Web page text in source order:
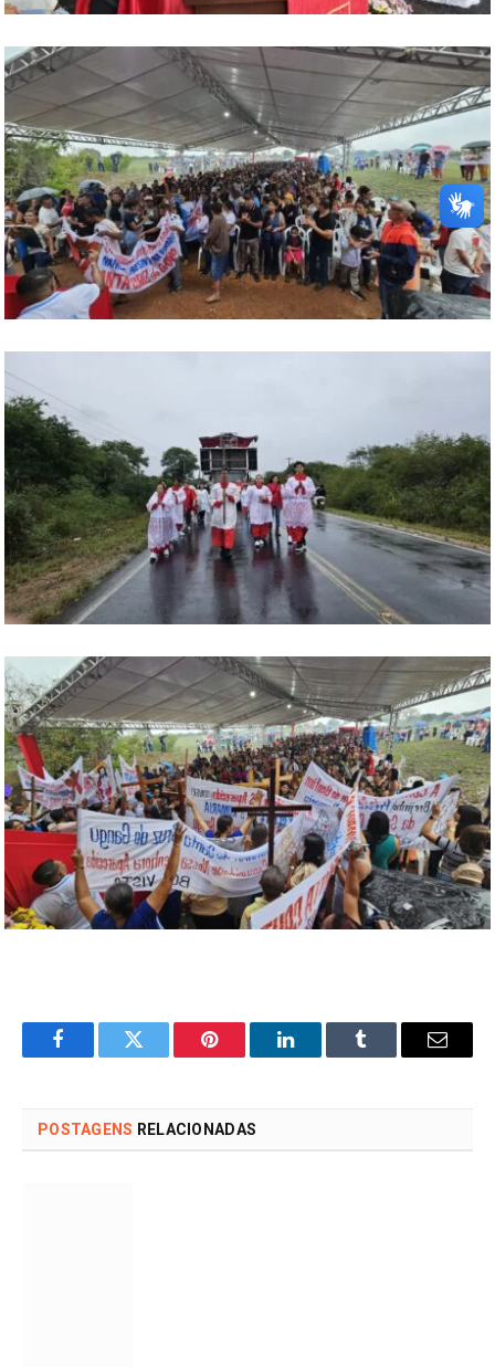
FacebookTwitter Pinterest LinkedInTumblr Email
POSTAGENS RELACIONADAS